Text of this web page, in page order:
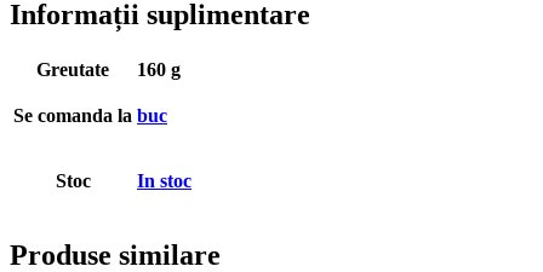
Informații suplimentare
Greutate 160 g
Se comanda la buc
Stoc In stoc
Produse similare